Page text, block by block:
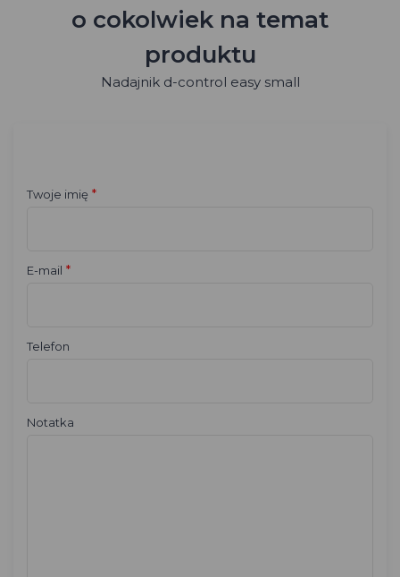
o cokolwiek na temat
produktu
Nadajnik d-control easy small
Twoje imię *
E-mail *
Telefon
Notatka